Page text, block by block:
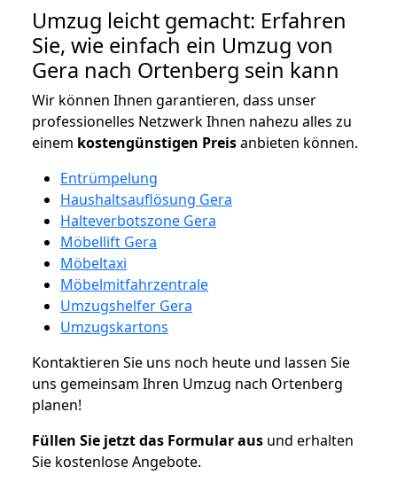
Umzug leicht gemacht: Erfahren
Sie, wie einfach ein Umzug von
Gera nach Ortenberg sein kann
Wir können Ihnen garantieren, dass unser
professionelles Netzwerk Ihnen nahezu alles zu
einem kostengünstigen Preisanbieten können.
Entrümpelung
Haushaltsauflösung Gera
Halteverbotszone Gera
Möbellift Gera
Möbeltaxi
Möbelmitfahrzentrale
Umzugshelfer Gera
Umzugskartons
Kontaktieren Sie uns noch heute und lassen Sie
uns gemeinsam Ihren Umzug nach Ortenberg
planen!
Füllen Sie jetzt das Formular aus und erhalten
Sie kostenlose Angebote.